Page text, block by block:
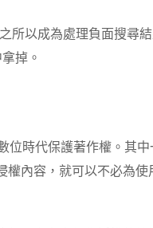
所以成為處理負面搜尋
掉。
時代保護著作權。其中
權內容，就可以不必為使